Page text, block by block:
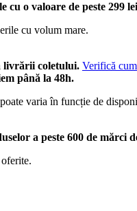
o valoare de peste 299
cu volum mare.
livrării coletului. Verifică
până la 48h.
varia în funcție de
a peste 600 de mărci